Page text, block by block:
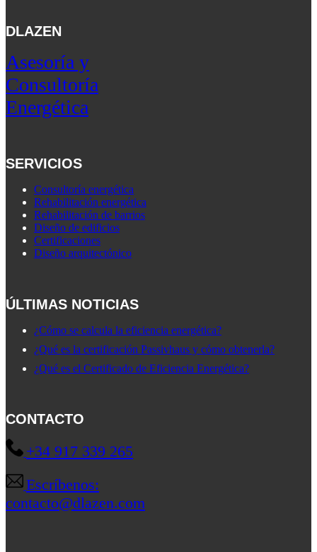
DLAZEN
Asesoría y
Consultoría
Energética
SERVICIOS
Consultoría energética
Rehabilitación energética
Rehabilitación de barrios
Diseño de edificios
Certificaciones
Diseño arquitectónico
ÚLTIMAS NOTICIAS
¿Cómo se calcula la eficiencia energética?
¿Qué es la certificación Passivhaus y cómo obtenerla?
¿Qué es el Certificado de Eficiencia Energética?
CONTACTO
+34 917 339 265
Escríbenos:
contacto@dlazen.com